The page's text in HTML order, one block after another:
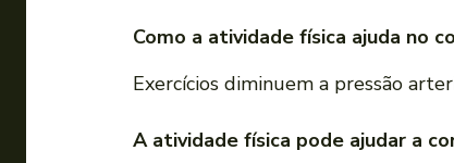
Como a atividade física ajuda no
Exercícios diminuem a pressão
A atividade física pode ajudar a